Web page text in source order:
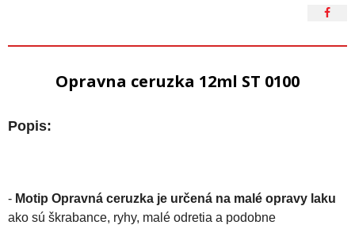
Opravna ceruzka 12ml ST 0100
Popis:
- Motip Opravná ceruzka je určená na malé opravy laku
ako sú škrabance, ryhy, malé odretia a podobne